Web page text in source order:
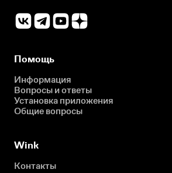
Помощь
Информация
Вопросы и ответы
Установка приложения
Общие вопросы
Wink
Контакты